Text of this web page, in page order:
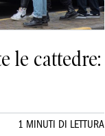
le cattedre:
1 MINUTI DI LETTURA